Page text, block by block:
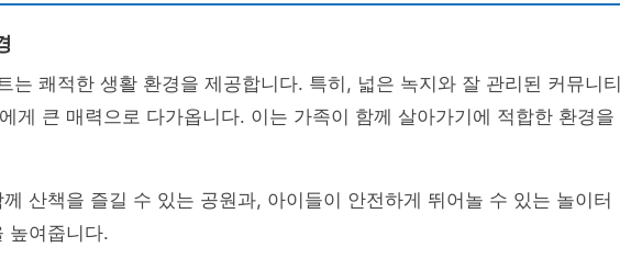
는 쾌적한 생활 환경을 제공합니다. 특히, 넓은 녹지와 잘 관리된 커뮤니티
게 큰 매력으로 다가옵니다. 이는 가족이 함께 살아가기에 적합한 환경을
산책을 즐길 수 있는 공원과, 아이들이 안전하게 뛰어놀 수 있는 놀이터
높여줍니다.